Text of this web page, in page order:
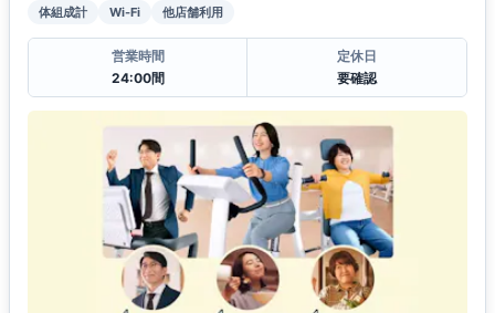
体組成計 Wi-Fi 他店舗利用
営業時間
24:00間
定休日
要確認